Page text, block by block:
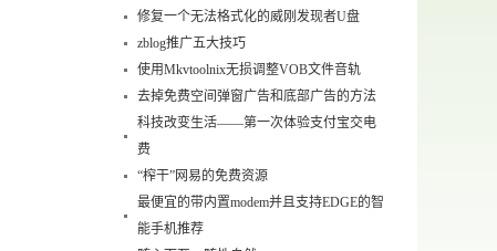
修复一个无法格式化的威刚发现者U盘
zblog推广五大技巧
使用Mkvtoolnix无损调整VOB文件音轨
去掉免费空间弹窗广告和底部广告的方法
科技改变生活——第一次体验支付宝交电
费
“榨干”网易的免费资源
最便宜的带内置modem并且支持EDGE的智
能手机推荐